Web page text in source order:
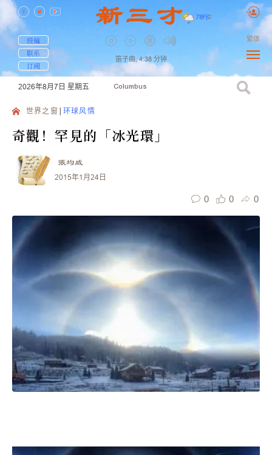
78F| C
投稿
联系
订阅
笛子曲, 4:38 分钟
繁体
2026年8月7日 星期五 Columbus
世界之窗 环球风情
奇觀！罕見的「冰光環」
張均威
2015年1月24日
0 0 0